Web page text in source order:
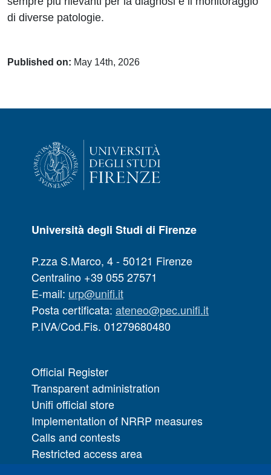
di diverse patologie.
Published on: May 14th, 2026
Università degli Studi di Firenze
P.zza S.Marco, 4 - 50121 Firenze
Centralino +39 055 27571
E-mail: urp@unifi.it
Posta certificata: ateneo@pec.unifi.it
P.IVA/Cod.Fis. 01279680480
Official Register
Transparent administration
Unifi official store
Implementation of NRRP measures
Calls and contests
Restricted access area